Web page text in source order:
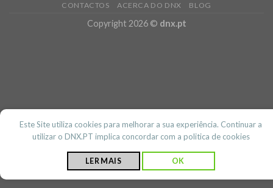
CONTACTOS ACERCA DO DNX BLOG
Copyright 2026 © dnx.pt
Este Site utiliza cookies para melhorar a sua experiência. Continuar a
utilizar o DNX.PT implica concordar com a politica de cookies